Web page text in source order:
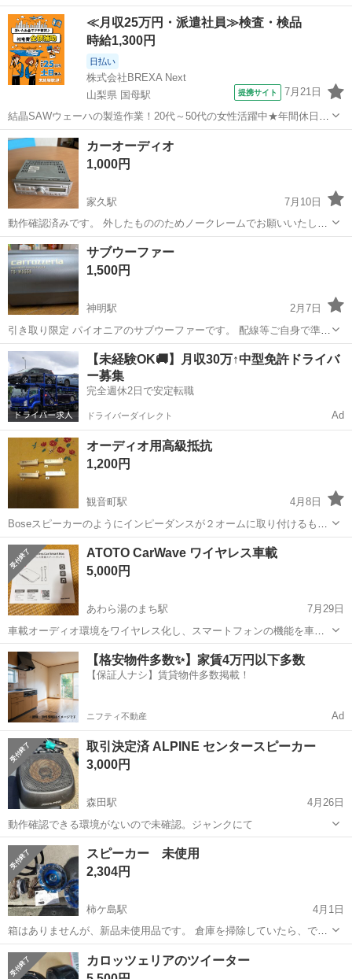
す。
福井 越前市 家久駅 カーオーディオ
≪月収25万円・派遣社員≫検査・検品
時給1,300円
日払い
株式会社BREXA Next
山梨県 国母駅
提携サイト 7月21日
結晶SAWウェーハの製造作業！20代～50代の女性活躍中★年間休日
120日＆土日祝休み！クリーンルーム内でのお仕事！日払い制度利用可
◎正社員登用制度あり！マイカー通勤可！《山梨県中巨摩郡昭和町》
人気の工場のお仕事 ◇結晶...
山梨 国母駅
カーオーディオ
1,000円
家久駅
7月10日
動作確認済みです。 外したもののためノークレームでお願いいたしま
す。
福井 越前市 家久駅
サブウーファー
1,500円
神明駅
2月7日
引き取り限定 パイオニアのサブウーファーです。 配線等ご自身で準備
していただければ使えます
福井 鯖江市 神明駅 カーオーディオ サブウーファー
【未経験OK🚚】月収30万↑中型免許ドライバ
ー募集
完全週休2日で安定転職
ドライバーダイレクト Ad
オーディオ用高級抵抗
1,200円
観音町駅
4月8日
Boseスピーカーのようにインピーダンスが２オームに取り付けるもの
です。 取り付けると一般的なカーオーディオにBoseスピーカーを取り
付けが可能です。 新品未使用ですが擦り傷などはあります
福井 吉田郡 カーオーディオ Bose
ATOTO CarWave ワイヤレス車載
5,000円
あわら湯のまち駅
7月29日
車載オーディオ環境をワイヤレス化し、スマートフォンの機能を車内
でシームレスに利用可能にするアダプターです。 - ブランド: ATOTO -
モデル名: CarWave Wireless Car Smart Box - 型番...
福井 あわら市 あわら湯のまち駅 カーオーディオ
【格安物件多数✨】家賃4万円以下多数
【保証人ナシ】賃貸物件多数掲載！
ニフティ不動産 Ad
取引決定済 ALPINE センタースピーカー
3,000円
森田駅
4月26日
動作確認できる環境がないので未確認。ジャンクにて
福井 福井市 森田駅 カーオーディオ
スピーカー 未使用
2,304円
柿ケ島駅
4月1日
箱はありませんが、新品未使用品です。 倉庫を掃除していたら、でて
きました。 ノンクレーム、ノーリターンで必要な方どうぞ
福井 大野市 カーオーディオ
カロッツェリアのツイーター